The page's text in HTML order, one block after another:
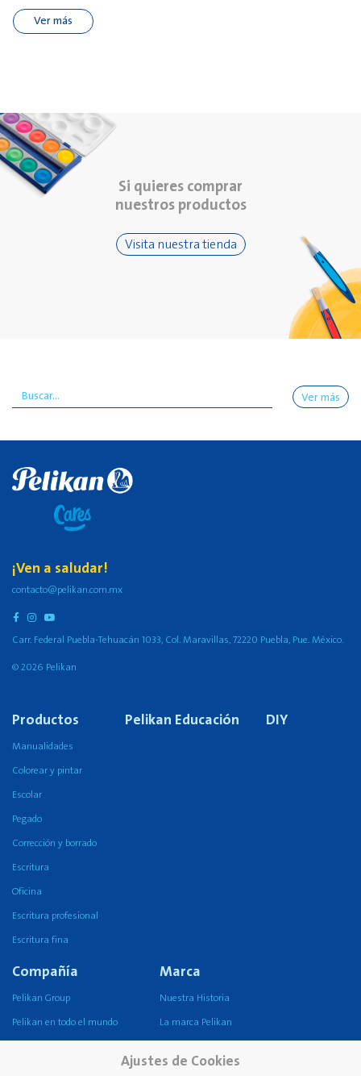
Ver más
Si quieres comprar
nuestros productos
Visita nuestra tienda
Ver más
¡Ven a saludar!
contacto@pelikan.com.mx
Carr. Federal Puebla-Tehuacán 1033, Col. Maravillas, 72220 Puebla, Pue. México.
© 2026 Pelikan
Productos
Manualidades
Colorear y pintar
Escolar
Pegado
Corrección y borrado
Escritura
Oficina
Escritura profesional
Escritura fina
Pelikan Educación DIY
Compañía
Pelikan Group
Pelikan en todo el mundo
Marca
Nuestra Historia
La marca Pelikan
Ajustes de Cookies